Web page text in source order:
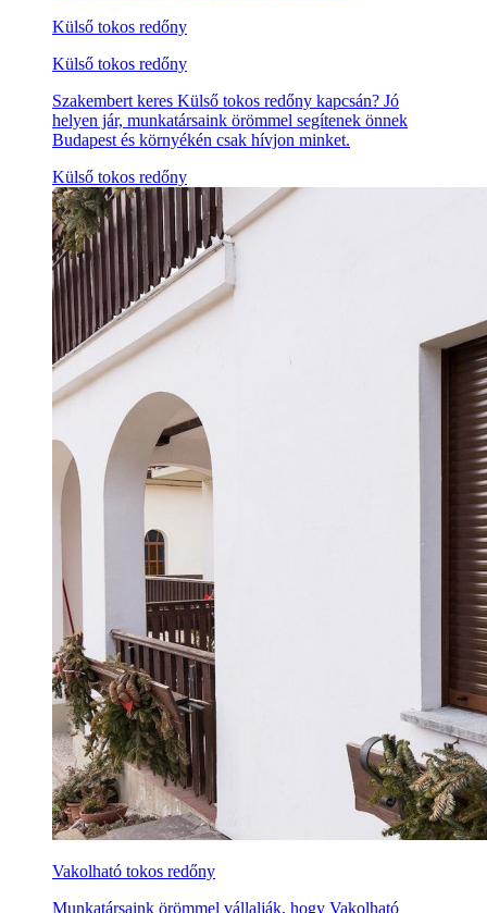
Külső tokos redőny
Külső tokos redőny
Szakembert keres Külső tokos redőny kapcsán? Jó
helyen jár, munkatársaink örömmel segítenek önnek
Budapest és környékén csak hívjon minket.
Külső tokos redőny
Vakolható tokos redőny
Munkatársaink örömmel vállalják, hogy Vakolható